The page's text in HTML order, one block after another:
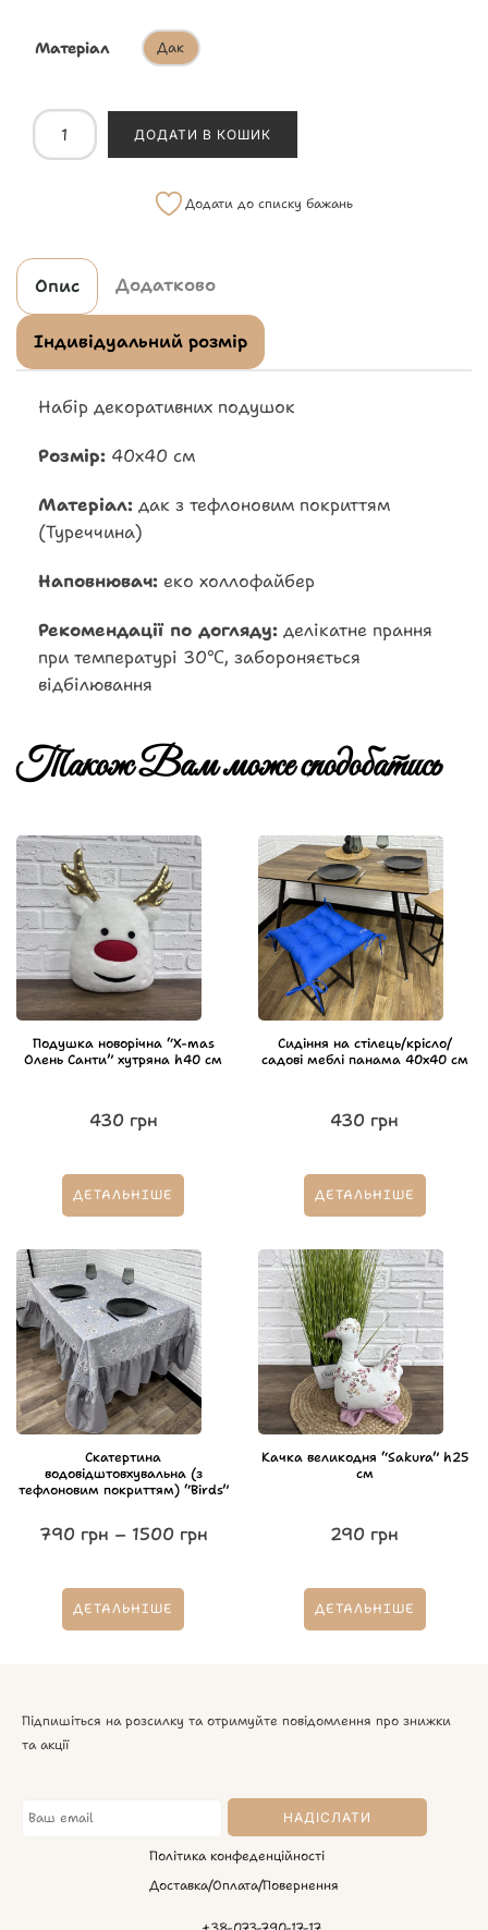
Матеріал Дак
ДОДАТИ В КОШИК
Додати до списку бажань
Опис Додатково
Індивідуальний розмір
Набір декоративних подушок
Розмір: 40х40 см
Матеріал: дак з тефлоновим покриттям
(Туреччина)
Наповнювач: еко холлофайбер
Рекомендації по догляду: делікатне прання
при температурі 30℃, забороняється
відбілювання
Також Вам може сподобатись
Подушка новорічна “X-mas
Олень Санти” хутряна h40 см
430 грн
ДЕТАЛЬНІШЕ
Сидіння на стілець/крісло/
садові меблі панама 40х40 см
430 грн
ДЕТАЛЬНІШЕ
Скатертина
водовідштовхувальна (з
тефлоновим покриттям) “Birds”
790 грн – 1500 грн
ДЕТАЛЬНІШЕ
Качка великодня “Sakura” h25
см
290 грн
ДЕТАЛЬНІШЕ
Підпишіться на розсилку та отримуйте повідомлення про знижки
та акції
Політика конфеденційності
Доставка/Оплата/Повернення